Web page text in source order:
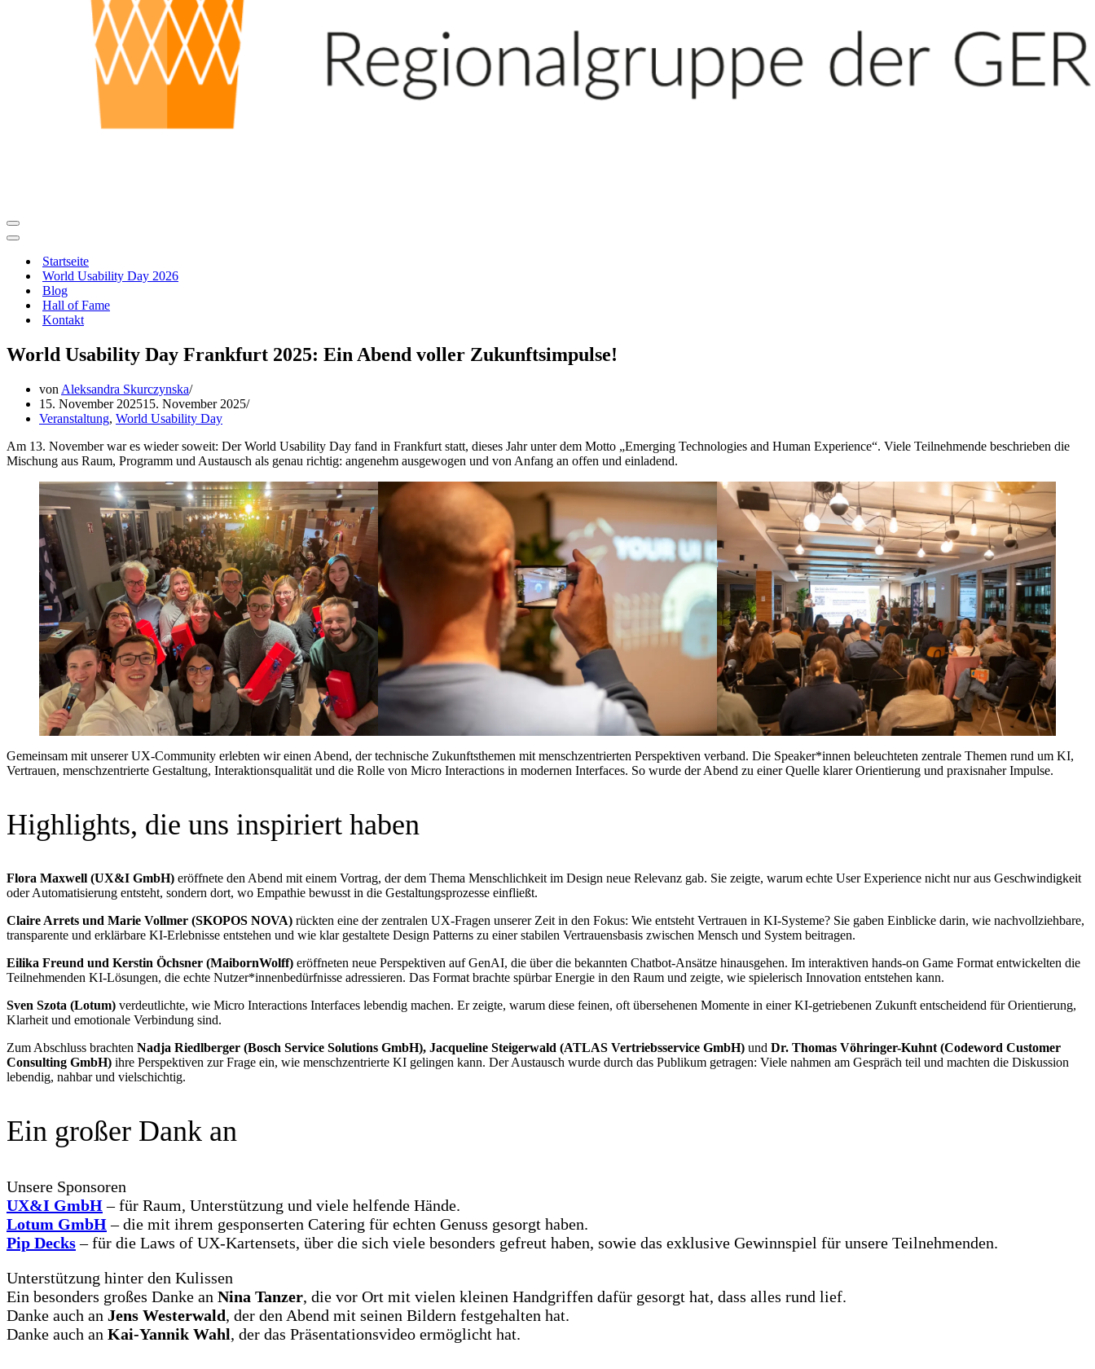
Navigationsmenü
Navigationsmenü
Startseite
World Usability Day 2026
Blog
Hall of Fame
Kontakt
World Usability Day Frankfurt 2025: Ein Abend voller Zukunftsimpulse!
von Aleksandra Skurczynska
15. November 202515. November 2025
Veranstaltung, World Usability Day
Am 13. November war es wieder soweit: Der World Usability Day fand in Frankfurt statt, dieses Jahr unter dem Motto „Emerging Technologies and Human Experience“. Viele Teilnehmende beschrieben die
Mischung aus Raum, Programm und Austausch als genau richtig: angenehm ausgewogen und von Anfang an offen und einladend.
Gemeinsam mit unserer UX-Community erlebten wir einen Abend, der technische Zukunftsthemen mit menschzentrierten Perspektiven verband. Die Speaker*innen beleuchteten zentrale Themen rund um KI,
Vertrauen, menschzentrierte Gestaltung, Interaktionsqualität und die Rolle von Micro Interactions in modernen Interfaces. So wurde der Abend zu einer Quelle klarer Orientierung und praxisnaher Impulse.
Highlights, die uns inspiriert haben
Flora Maxwell (UX&I GmbH) eröffnete den Abend mit einem Vortrag, der dem Thema Menschlichkeit im Design neue Relevanz gab. Sie zeigte, warum echte User Experience nicht nur aus Geschwindigkeit
oder Automatisierung entsteht, sondern dort, wo Empathie bewusst in die Gestaltungsprozesse einfließt.
Claire Arrets und Marie Vollmer (SKOPOS NOVA) rückten eine der zentralen UX-Fragen unserer Zeit in den Fokus: Wie entsteht Vertrauen in KI-Systeme? Sie gaben Einblicke darin, wie nachvollziehbare,
transparente und erklärbare KI-Erlebnisse entstehen und wie klar gestaltete Design Patterns zu einer stabilen Vertrauensbasis zwischen Mensch und System beitragen.
Eilika Freund und Kerstin Öchsner (MaibornWolff) eröffneten neue Perspektiven auf GenAI, die über die bekannten Chatbot-Ansätze hinausgehen. Im interaktiven hands-on Game Format entwickelten die
Teilnehmenden KI-Lösungen, die echte Nutzer*innenbedürfnisse adressieren. Das Format brachte spürbar Energie in den Raum und zeigte, wie spielerisch Innovation entstehen kann.
Sven Szota (Lotum) verdeutlichte, wie Micro Interactions Interfaces lebendig machen. Er zeigte, warum diese feinen, oft übersehenen Momente in einer KI-getriebenen Zukunft entscheidend für Orientierung,
Klarheit und emotionale Verbindung sind.
Zum Abschluss brachten Nadja Riedlberger (Bosch Service Solutions GmbH), Jacqueline Steigerwald (ATLAS Vertriebsservice GmbH) und Dr. Thomas Vöhringer-Kuhnt (Codeword Customer
Consulting GmbH) ihre Perspektiven zur Frage ein, wie menschzentrierte KI gelingen kann. Der Austausch wurde durch das Publikum getragen: Viele nahmen am Gespräch teil und machten die Diskussion
lebendig, nahbar und vielschichtig.
Ein großer Dank an
Unsere Sponsoren
UX&I GmbH– für Raum, Unterstützung und viele helfende Hände.
Lotum GmbH– die mit ihrem gesponserten Catering für echten Genuss gesorgt haben.
Pip Decks– für die Laws of UX-Kartensets, über die sich viele besonders gefreut haben, sowie das exklusive Gewinnspiel für unsere Teilnehmenden.
Unterstützung hinter den Kulissen
Ein besonders großes Danke an Nina Tanzer, die vor Ort mit vielen kleinen Handgriffen dafür gesorgt hat, dass alles rund lief.
Danke auch an Jens Westerwald, der den Abend mit seinen Bildern festgehalten hat.
Danke auch an Kai-Yannik Wahl, der das Präsentationsvideo ermöglicht hat.